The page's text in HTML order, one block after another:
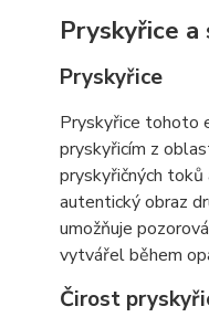
Pryskyřice
Pryskyřice
Pryskyřice tohoto
pryskyřicím z
pryskyřičných toků
autentický obraz
umožňuje
vytvářel během
Čirost